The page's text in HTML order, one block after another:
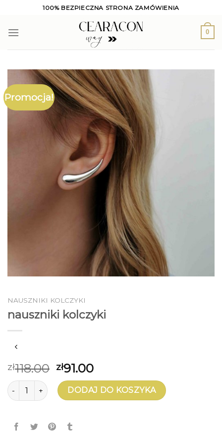
content
100% BEZPIECZNA STRONA ZAMÓWIENIA
0
Promocja!
NAUSZNIKI KOLCZYKI
nauszniki kolczyki
zł118.00 zł91.00
ilość nauszniki kolczykiDODAJ DO KOSZYKA